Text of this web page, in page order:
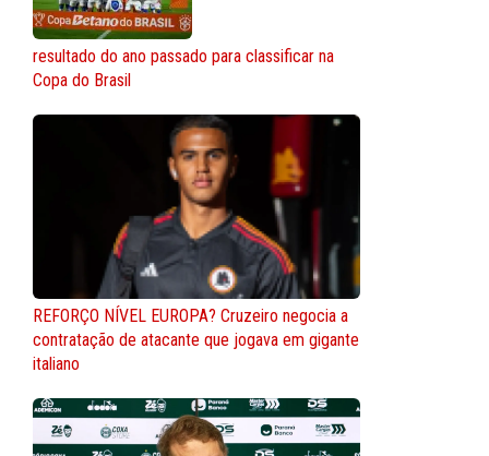
resultado do ano passado para classificar na
Copa do Brasil
REFORÇO NÍVEL EUROPA? Cruzeiro negocia a
contratação de atacante que jogava em gigante
italiano